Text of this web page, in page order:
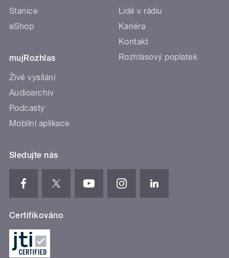
Stanice
eShop
mujRozhlas
Živé vysílání
Audioarchiv
Podcasty
Mobilní aplikace
Lidé v rádiu
Kariéra
Kontakt
Rozhlasový poplatek
Sledujte nás
Certifikováno